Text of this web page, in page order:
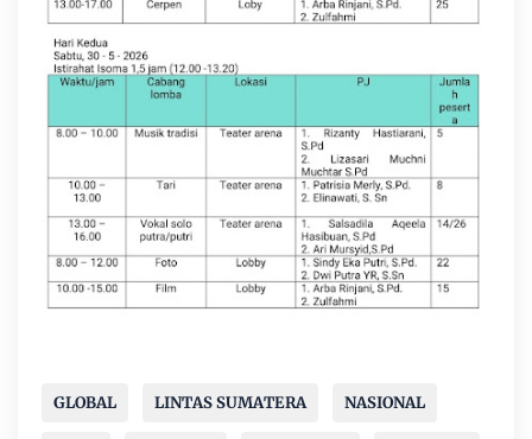
GLOBAL LINTAS SUMATERA NASIONAL